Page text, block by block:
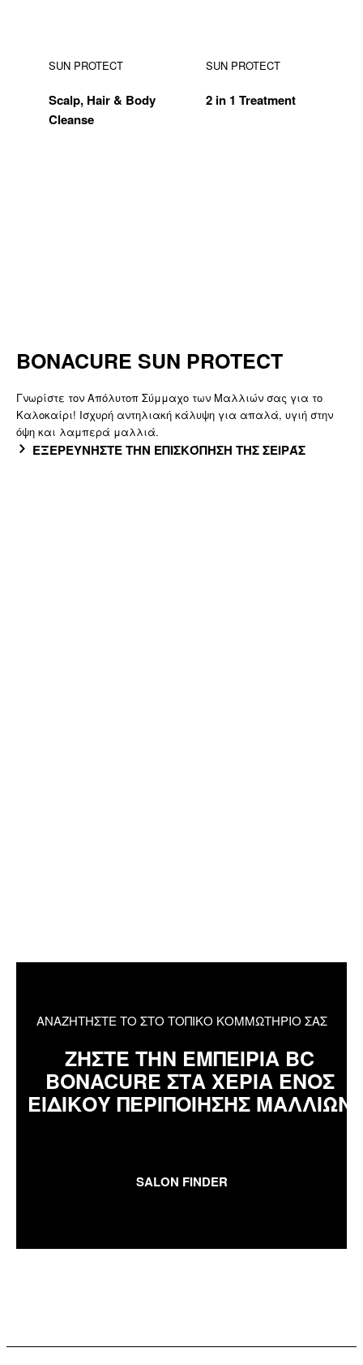
SUN PROTECT
Scalp, Hair & Body
Cleanse
SUN PROTECT
2 in 1 Treatment
BONACURE SUN PROTECT
Γνωρίστε τον Απόλυτοπ Σύμμαχο των Μαλλιών σας για το
Καλοκαίρι! Ισχυρή αντηλιακή κάλυψη για απαλά, υγιή στην
όψη και λαμπερά μαλλιά.
ΕΞΕΡΕΥΝΉΣΤΕ ΤΗΝ ΕΠΙΣΚΌΠΗΣΗ ΤΗΣ ΣΕΙΡΆΣ
ΑΝΑΖΗΤΗΣΤΕ ΤΟ ΣΤΟ ΤΟΠΙΚΟ ΚΟΜΜΩΤΗΡΙΟ ΣΑΣ
ΖΗΣΤΕ ΤΗΝ ΕΜΠΕΙΡΙΑ BC
BONACURE ΣΤΑ ΧΕΡΙΑ ΕΝΟΣ
ΕΙΔΙΚΟΥ ΠΕΡΙΠΟΙΗΣΗΣ ΜΑΛΛΙΩΝ
SALON FINDER